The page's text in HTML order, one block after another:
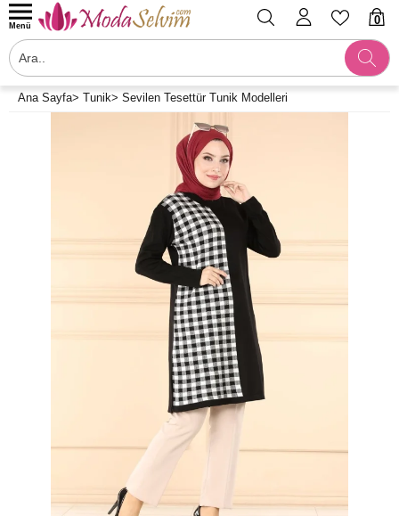
0
Menü
Ana Sayfa> Tunik> Sevilen Tesettür Tunik Modelleri